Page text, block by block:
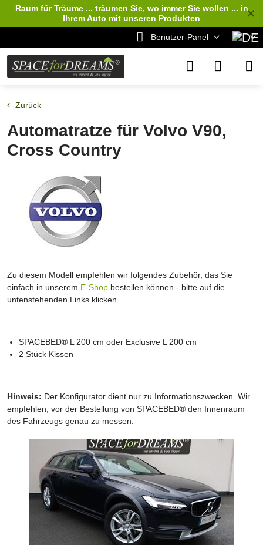
✕
Raum für Träume ... träumen Sie, wo immer Sie wollen ... in
Ihrem Auto mit unseren Produkten
Benutzer-Panel
Zurück
Automatratze für Volvo V90,
Cross Country
Zu diesem Modell empfehlen wir folgendes Zubehör, das Sie
einfach in unserem E-Shop bestellen können - bitte auf die
untenstehenden Links klicken.
SPACEBED® L 200 cm oder Exclusive L 200 cm
2 Stück Kissen
Hinweis: Der Konfigurator dient nur zu Informationszwecken. Wir
empfehlen, vor der Bestellung von SPACEBED® den Innenraum
des Fahrzeugs genau zu messen.